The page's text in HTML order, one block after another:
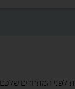
לפני המתחרים